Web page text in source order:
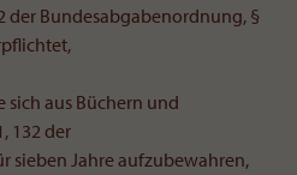
der Bundesabgabenordnung, §
sich aus Büchern und
132 der
sieben Jahre aufzubewahren,